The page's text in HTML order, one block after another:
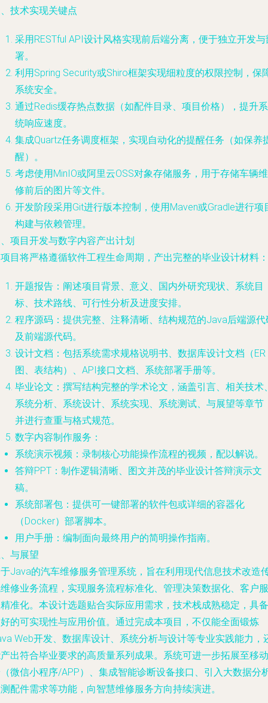
技术实现关键点
采用RESTful API设计风格实现前后端分离，便于独立开发与
署。
利用Spring Security或Shiro框架实现细粒度的权限控制，保
系统安全。
通过Redis缓存热点数据（如配件目录、项目价格），提升系
统响应速度。
集成Quartz任务调度框架，实现自动化的提醒任务（如保养
醒）。
考虑使用MinIO或阿里云OSS对象存储服务，用于存储车辆维
修前后的图片等文件。
开发阶段采用Git进行版本控制，使用Maven或Gradle进行项
构建与依赖管理。
项目开发与数字内容产出计划
目将严格遵循软件工程生命周期，产出完整的毕业设计材料：
开题报告：阐述项目背景、意义、国内外研究现状、系统目
标、技术路线、可行性分析及进度安排。
程序源码：提供完整、注释清晰、结构规范的Java后端源代
及前端源代码。
设计文档：包括系统需求规格说明书、数据库设计文档（ER
图、表结构）、API接口文档、系统部署手册等。
毕业论文：撰写结构完整的学术论文，涵盖引言、相关技术
系统分析、系统设计、系统实现、系统测试、与展望等章节
并进行查重与格式规范。
数字内容制作服务：
系统演示视频：录制核心功能操作流程的视频，配以解说。
答辩PPT：制作逻辑清晰、图文并茂的毕业设计答辩演示文
稿。
系统部署包：提供可一键部署的软件包或详细的容器化
（Docker）部署脚本。
用户手册：编制面向最终用户的简明操作指南。
与展望
Java的汽车维修服务管理系统，旨在利用现代信息技术改造
修业务流程，实现服务流程标准化、管理决策数据化、客户服
准化。本设计选题贴合实际应用需求，技术栈成熟稳定，具备
的可实现性与应用价值。通过完成本项目，不仅能全面锻炼
Web开发、数据库设计、系统分析与设计等专业实践能力，
出符合毕业要求的高质量系列成果。系统可进一步拓展至移动
微信小程序/APP）、集成智能诊断设备接口、引入大数据分
配件需求等功能，向智慧维修服务方向持续演进。